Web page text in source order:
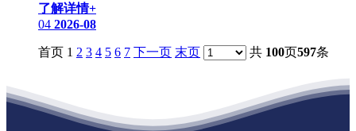
了解详情+
04 2026-08
首页 1 2 3 4 5 6 7 下一页 末页 共 100页597条